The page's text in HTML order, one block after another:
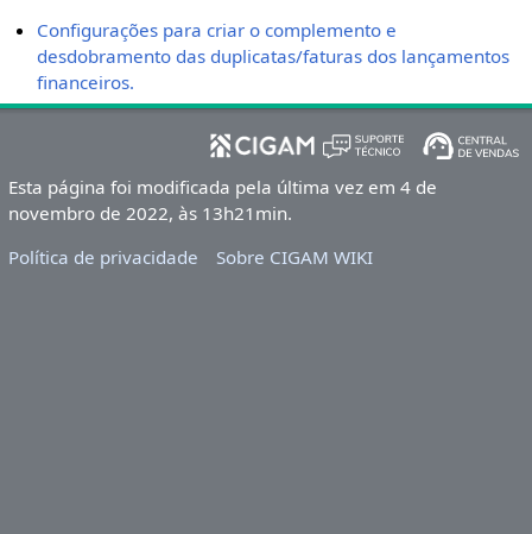
Configurações para criar o complemento e
desdobramento das duplicatas/faturas dos lançamentos
financeiros.
Esta página foi modificada pela última vez em 4 de
novembro de 2022, às 13h21min.
Política de privacidade
Sobre CIGAM WIKI